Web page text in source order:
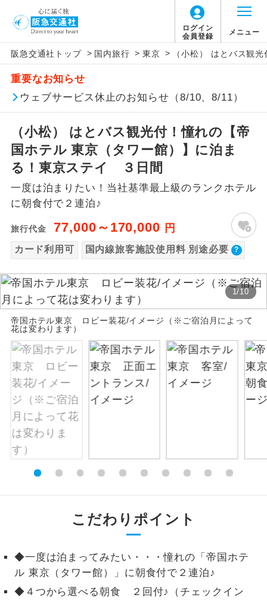
ログイン
会員登録
メニュー
阪急交通社トップ > 国内旅行 > 東京 > （小松） はとバス観
重要なお知らせ
ウェブサービス休止のお知らせ（8/10、8/11）
（小松） はとバス観光付！憧れの【帝
国ホテル 東京（タワー館）】に泊ま
る！東京ステイ ３日間
一度は泊まりたい！当社基準最上級のランクホテル
に朝食付で２連泊♪
旅行代金 77,000～170,000 円
カード利用可 国内線旅客施設使用料 別途必要
1/10
帝国ホテル東京 ロビー装花/イメージ（※ご宿泊月によって
花は変わります）
こだわりポイント
◆一度は泊まってみたい・・・憧れの「帝国ホテ
ル 東京（タワー館）」に朝食付で２連泊♪
◆４つから選べる朝食 ２回付♪（チェックイン
【国内旅客施設使用料について】
旅行代金に国内旅客施設使用料は含まれてお
りません。別途お支払いが必要となります。
羽田往復：大人900円、子供440円
アイコン 説明
添乗員同行
往路出発空港（駅）から復路到着空港
（駅）まで同行します。
現地添乗員同
行
現地到着空港（駅）から最終日出発空港
（駅）まで添乗員が同行します。
バスガイド乗
務
バスガイドが乗務し、車内での観光案内
があります。
世界遺産
ユネスコに登録されている文化遺産や自
然遺産を訪ねるコースです。
絶景 絶景スポットに立ち寄るコースです。
温泉 温泉地にも宿泊するコースです。
露天風呂
ご宿泊ホテルに露天風呂が付いていま
す。
大浴場 ご宿泊ホテルに大浴場が付いています。
全食事付き
お部屋食
お部屋にてゆっくりとお召し上がりいた
トラベルイヤ
周りの音を気にせず、ガイドさんの説明
をじっくり聞くことができます。
1名様催行
1名様から出発可能な個人型プランで
2名様催行
2名様から出発可能な個人型プランで